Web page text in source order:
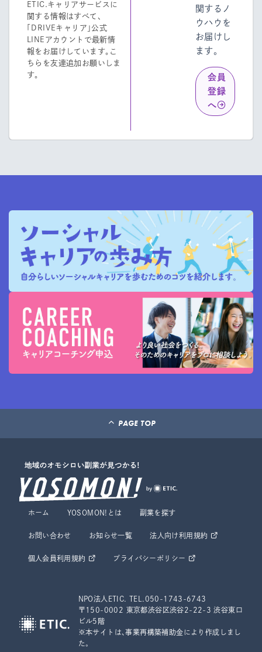
ETIC.キャリアサービスに
関する情報はすべて、
「DRIVEキャリア」公式
LINEアカウントで最新情
報をお届けしています。こ
ちらを友達追加お願いしま
す。
関するノ
ウハウを
お届けし
ます。
会員
登録
へ
PAGE TOP
ホーム YOSOMON!とは 副業を探す
お問い合わせ お知らせ一覧 法人向け利用規約
個人会員利用規約 プライバシーポリシー
NPO法人ETIC. TEL.050-1743-6743
〒150-0002 東京都渋谷区渋谷2-22-3 渋谷東口
ビル5階
※本サイトは、事業再構築補助金により作成しまし
た。